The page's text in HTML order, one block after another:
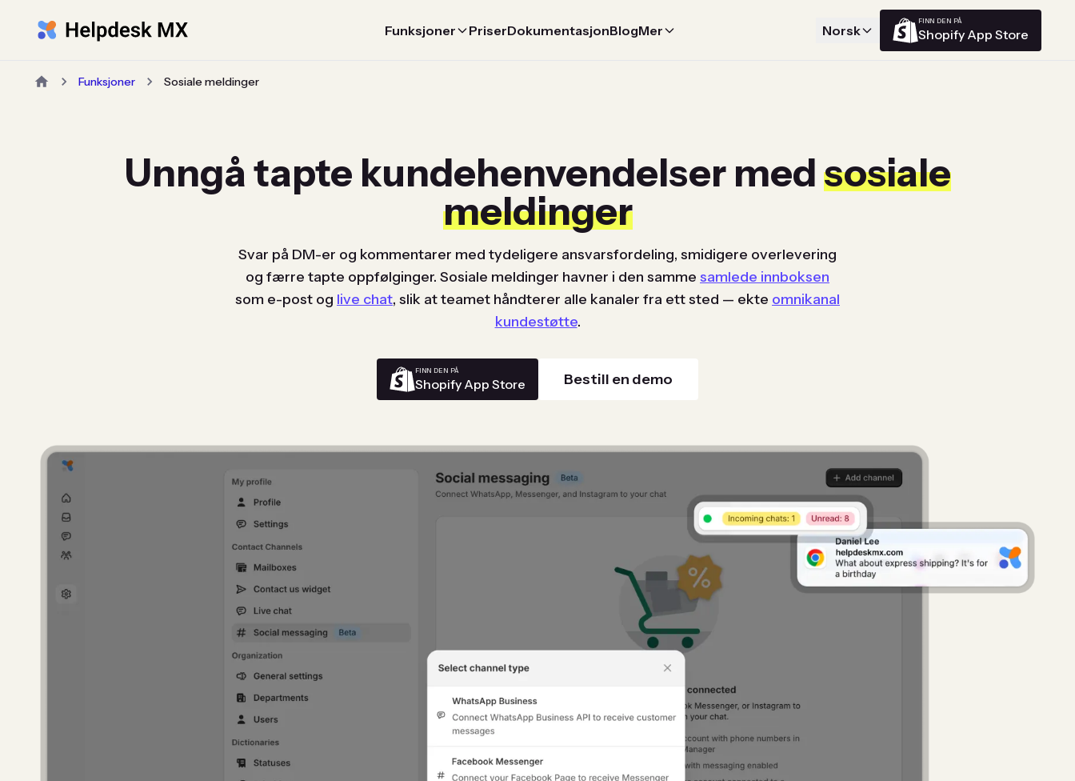
Funksjoner PriserDokumentasjonBlogMer Norsk
FINN DEN PÅ
Shopify App Store
Funksjoner Sosiale meldinger
Unngå tapte kundehenvendelser medsosiale
meldinger
Svar på DM-er og kommentarer med tydeligere ansvarsfordeling, smidigere overlevering
og færre tapte oppfølginger. Sosiale meldinger havner i den samme samlede innboksen
som e-post og live chat, slik at teamet håndterer alle kanaler fra ett sted — ekte omnikanal
kundestøtte.
FINN DEN PÅ
Shopify App Store Bestill en demo